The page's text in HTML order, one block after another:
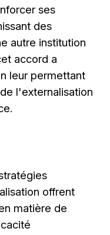
ses
des
autre institution
accord a
leur permettant
l'externalisation
offrent
matière de